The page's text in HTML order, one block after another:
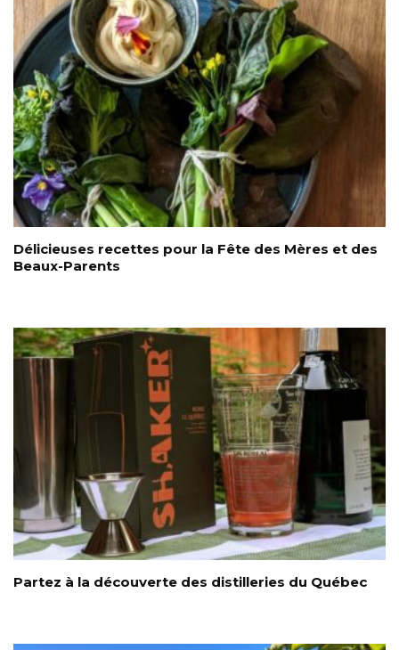
Délicieuses recettes pour la Fête des Mères et des
Beaux-Parents
Partez à la découverte des distilleries du Québec